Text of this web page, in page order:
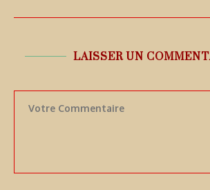
LAISSER UN